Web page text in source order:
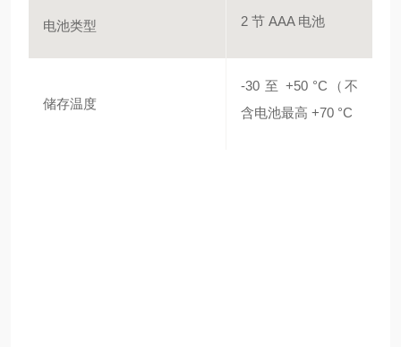
电池类型 2 节 AAA 电池
储存温度
-30 至 +50 °C（不
含电池最高 +70 °C